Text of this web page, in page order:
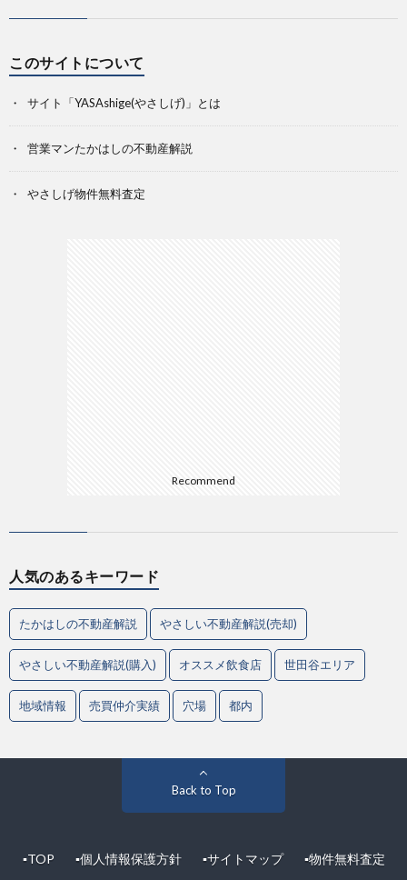
このサイトについて
サイト「YASAshige(やさしげ)」とは
営業マンたかはしの不動産解説
やさしげ物件無料査定
Recommend
人気のあるキーワード
たかはしの不動産解説 やさしい不動産解説(売却)
やさしい不動産解説(購入) オススメ飲食店 世田谷エリア
地域情報 売買仲介実績 穴場 都内
Back to Top
▪︎TOP ▪︎個人情報保護方針 ▪︎サイトマップ ▪︎物件無料査定